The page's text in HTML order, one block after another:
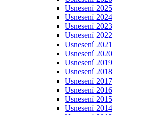
Usnesení 2025
Usnesení 2024
Usnesení 2023
Usnesení 2022
Usnesení 2021
Usnesení 2020
Usnesení 2019
Usnesení 2018
Usnesení 2017
Usnesení 2016
Usnesení 2015
Usnesení 2014